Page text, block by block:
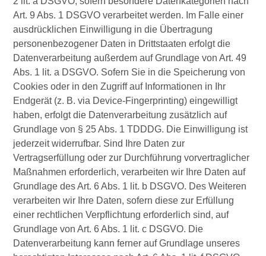
Art. 9 Abs. 1 DSGVO verarbeitet werden. Im Falle einer
ausdrücklichen Einwilligung in die Übertragung
personenbezogener Daten in Drittstaaten erfolgt die
Datenverarbeitung außerdem auf Grundlage von Art. 49
Abs. 1 lit. a DSGVO. Sofern Sie in die Speicherung von
Cookies oder in den Zugriff auf Informationen in Ihr
Endgerät (z. B. via Device-Fingerprinting) eingewilligt
haben, erfolgt die Datenverarbeitung zusätzlich auf
Grundlage von § 25 Abs. 1 TDDDG. Die Einwilligung ist
jederzeit widerrufbar. Sind Ihre Daten zur
Vertragserfüllung oder zur Durchführung vorvertraglicher
Maßnahmen erforderlich, verarbeiten wir Ihre Daten auf
Grundlage des Art. 6 Abs. 1 lit. b DSGVO. Des Weiteren
verarbeiten wir Ihre Daten, sofern diese zur Erfüllung
einer rechtlichen Verpflichtung erforderlich sind, auf
Grundlage von Art. 6 Abs. 1 lit. c DSGVO. Die
Datenverarbeitung kann ferner auf Grundlage unseres